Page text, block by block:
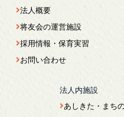
法人概要
将友会の運営施設
採用情報・保育実習
お問い合わせ
法人内施設
あしきた・まち